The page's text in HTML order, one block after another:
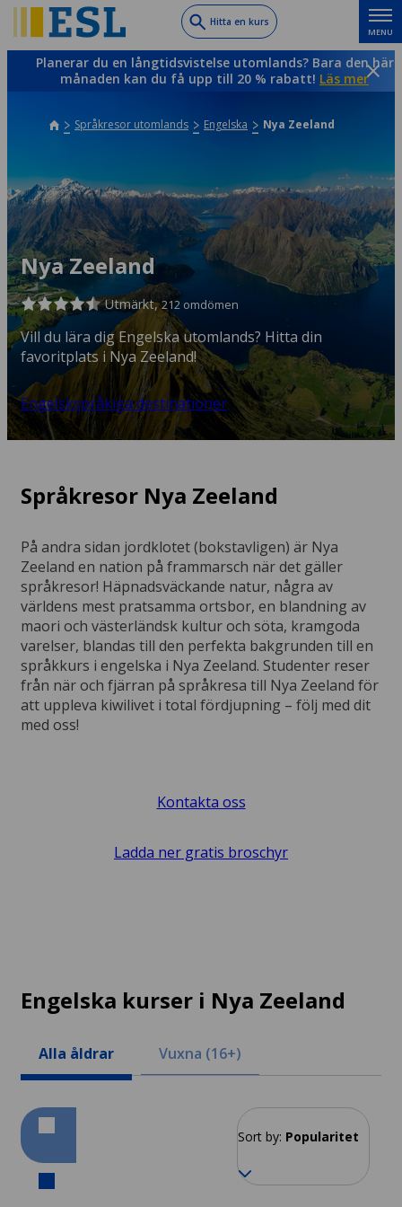
to
main
Hitta en kurs
MENU
Planerar du en långtidsvistelse utomlands? Bara den här
månaden kan du få upp till 20 % rabatt! Läs mer
Språkresor utomlands Engelska Nya Zeeland
Nya Zeeland
Utmärkt,212 omdömen
Vill du lära dig Engelska utomlands? Hitta din
favoritplats i Nya Zeeland!
Engelskspråkiga destinationer
Språkresor Nya Zeeland
På andra sidan jordklotet (bokstavligen) är Nya
Zeeland en nation på frammarsch när det gäller
språkresor! Häpnadsväckande natur, några av
världens mest pratsamma ortsbor, en blandning av
maori och västerländsk kultur och söta, kramgoda
varelser, blandas till den perfekta bakgrunden till en
språkkurs i engelska i Nya Zeeland. Studenter reser
från när och fjärran på språkresa till Nya Zeeland för
att uppleva kiwilivet i total fördjupning – följ med dit
med oss!
Kontakta oss
Ladda ner gratis broschyr
Engelska kurser i Nya Zeeland
Alla åldrar Vuxna (16+)
Sort by: Popularitet